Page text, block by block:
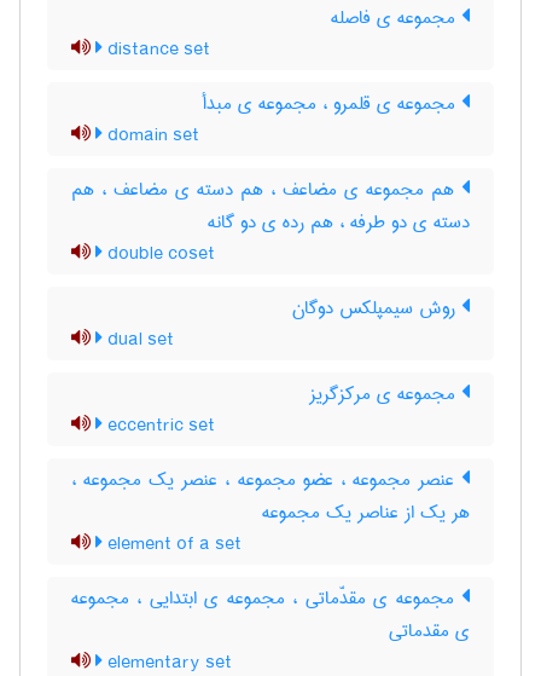
مجموعه ی فاصله
distance set
مجموعه ی قلمرو ، مجموعه ی مبدأ
domain set
هم مجموعه ی مضاعف ، هم دسته ی مضاعف ، هم
دسته ی دو طرفه ، هم رده ی دو گانه
double coset
روش سیمپلکس دوگان
dual set
مجموعه ی مرکزگریز
eccentric set
عنصر مجموعه ، عضو مجموعه ، عنصر یک مجموعه ،
هر یک از عناصر یک مجموعه
element of a set
مجموعه ی مقدّماتی ، مجموعه ی ابتدایی ، مجموعه
ی مقدماتی
elementary set